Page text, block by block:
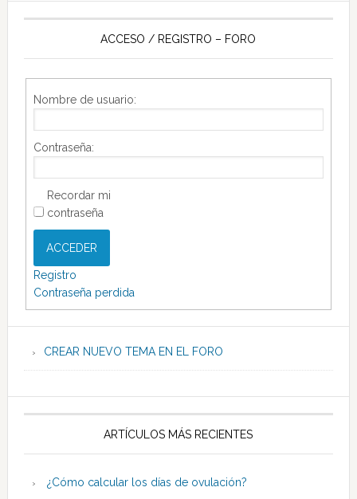
ACCESO / REGISTRO – FORO
Nombre de usuario:
Contraseña:
Recordar mi
contraseña
ACCEDER
Registro
Contraseña perdida
CREAR NUEVO TEMA EN EL FORO
ARTÍCULOS MÁS RECIENTES
¿Cómo calcular los días de ovulación?